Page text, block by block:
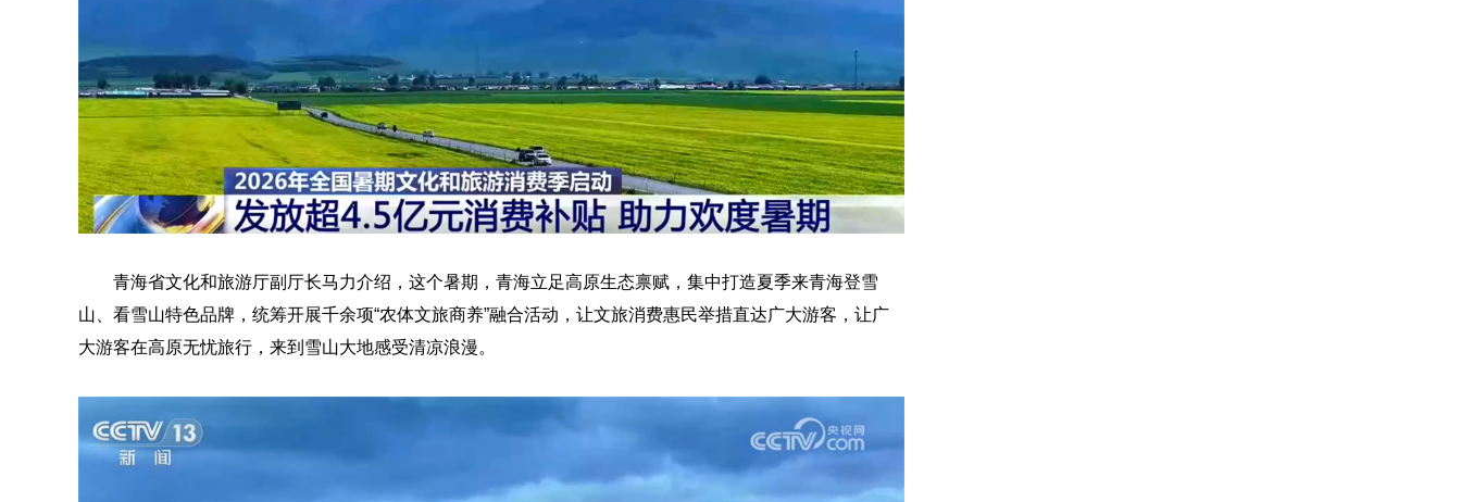
青海省文化和旅游厅副厅长马力介绍，这个暑期，青海立足高原生态禀赋，集中打造夏季来青海登雪
山、看雪山特色品牌，统筹开展千余项“农体文旅商养”融合活动，让文旅消费惠民举措直达广大游客，让广
大游客在高原无忧旅行，来到雪山大地感受清凉浪漫。